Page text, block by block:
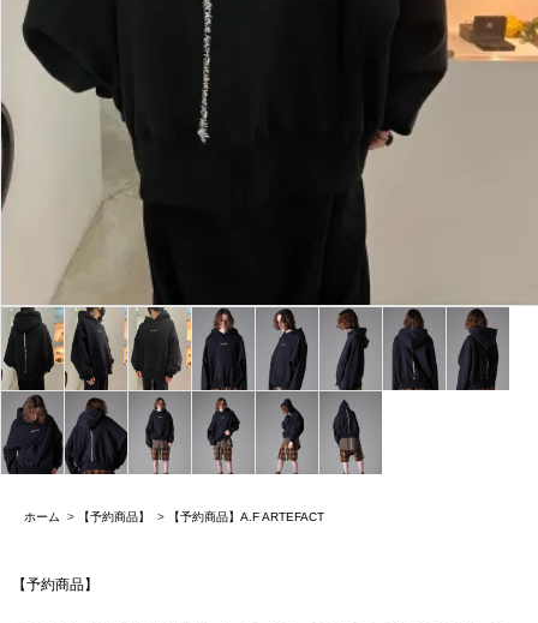
ホーム > 【予約商品】 > 【予約商品】A.F ARTEFACT
【予約商品】